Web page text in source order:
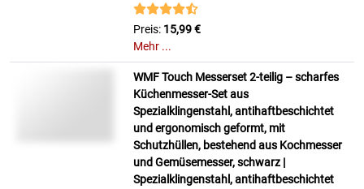
Preis: 15,99 €
Mehr ...
WMF Touch Messerset 2-teilig – scharfes
Küchenmesser-Set aus
Spezialklingenstahl, antihaftbeschichtet
und ergonomisch geformt, mit
Schutzhüllen, bestehend aus Kochmesser
und Gemüsemesser, schwarz |
Spezialklingenstahl, antihaftbeschichtet